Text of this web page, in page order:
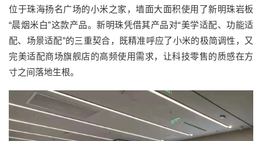
位于珠海扬名广场的小米之家，墙面大面积使用了新明珠岩板
“晨烟米白”这款产品。新明珠凭借其产品对“美学适配、功能适
配、场景适配”的三重契合，既精准呼应了小米的极简调性，又
完美适配商场旗舰店的高频使用需求，让科技零售的质感在方
寸之间落地生根。